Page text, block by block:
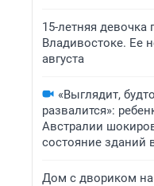
15-летняя девочка
Владивостоке. Ее
августа
«Выглядит,
развалится»:
Австралии
состояние зданий
Дом с двориком на